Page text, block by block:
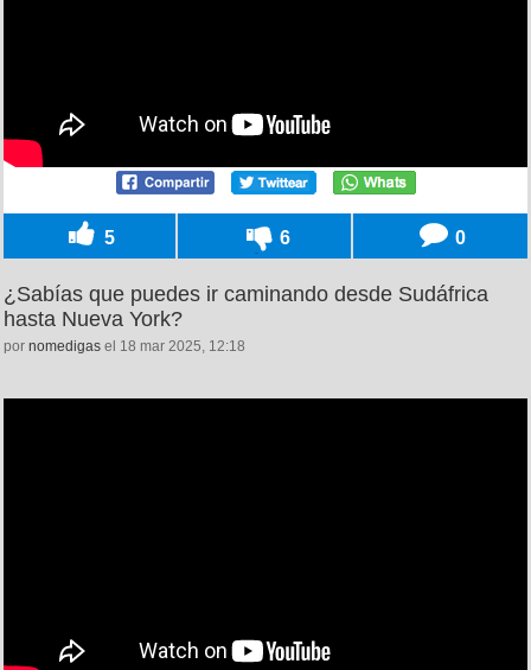
5 6 0
¿Sabías que puedes ir caminando desde Sudáfrica
hasta Nueva York?
por nomedigas el 18 mar 2025, 12:18